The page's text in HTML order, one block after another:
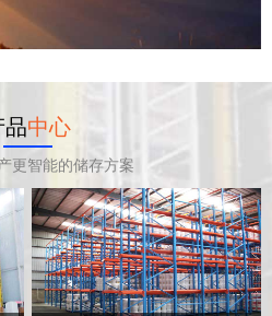
品中心
更智能的储存方案